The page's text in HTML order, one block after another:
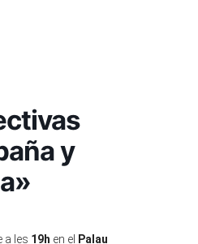
y
a les 19h en el Palau